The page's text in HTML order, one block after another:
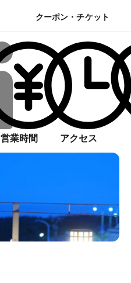
クーポン・チケット
営業時間 アクセス